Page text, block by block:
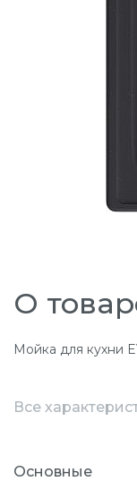
О
Мойка для кухни
Все
Основные